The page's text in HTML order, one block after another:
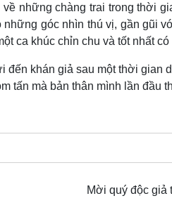
những chàng trai trong thời
góc nhìn thú vị, gần gũi
ca khúc chỉn chu và tốt nhất có
khán giả sau một thời gian
tấn mà bản thân mình lần đầu
Mời quý độc giả